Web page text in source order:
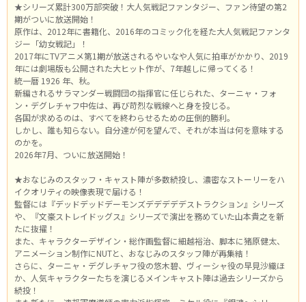
★シリーズ累計300万部突破！大人気戦記ファンタジー、ファン待望の第2
期がついに放送開始！
原作は、2012年に書籍化、2016年のコミック化を経た大人気戦記ファンタ
ジー「幼女戦記」！
2017年にTVアニメ第1期が放送されるやいなや人気に拍車がかかり、2019
年には劇場版も公開された大ヒット作が、7年越しに帰ってくる！
統一暦 1926 年、秋。
新編されるサラマンダー戦闘団の指揮官に任じられた、ターニャ・フォ
ン・デグレチャフ中佐は、再び苛烈な戦線へと身を投じる。
各国が求めるのは、すべてを終わらせるための圧倒的勝利。
しかし、誰も知らない。自分達が何を望んで、それが本当は何を意味する
のかを。
2026年7月、ついに放送開始！
★おなじみのスタッフ・キャスト陣が多数続投し、濃密なストーリーをハ
イクオリティの映像表現で届ける！
監督には『デッドデッドデーモンズデデデデデストラクション』シリーズ
や、『文豪ストレイドッグス』シリーズで演出を務めていた山本貴之を新
たに抜擢！
また、キャラクターデザイン・総作画監督に細越裕治、脚本に猪原健太、
アニメーション制作にNUTと、おなじみのスタッフ陣が再集結！
さらに、ターニャ・デグレチャフ役の悠木碧、ヴィーシャ役の早見沙織ほ
か、人気キャラクターたちを演じるメインキャスト陣は過去シリーズから
続投！